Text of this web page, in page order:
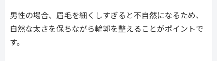
男性の場合、眉毛を細くしすぎると不自然になるため、
自然な太さを保ちながら輪郭を整えることがポイントで
す。